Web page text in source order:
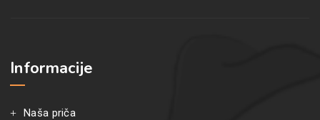
Informacije
Naša priča